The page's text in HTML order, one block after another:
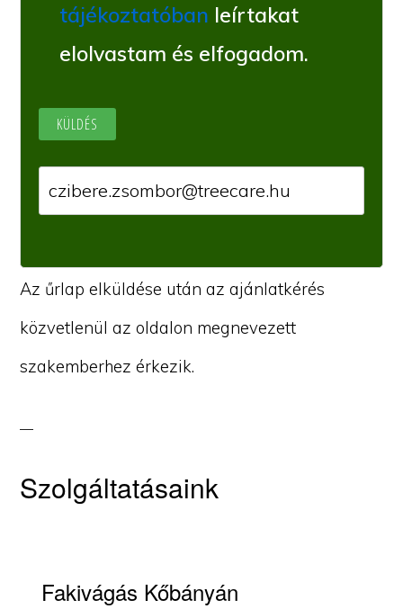
tájékoztatóban leírtakat
elolvastam és elfogadom.
Az űrlap elküldése után az ajánlatkérés
közvetlenül az oldalon megnevezett
szakemberhez érkezik.
Szolgáltatásaink
Fakivágás Kőbányán